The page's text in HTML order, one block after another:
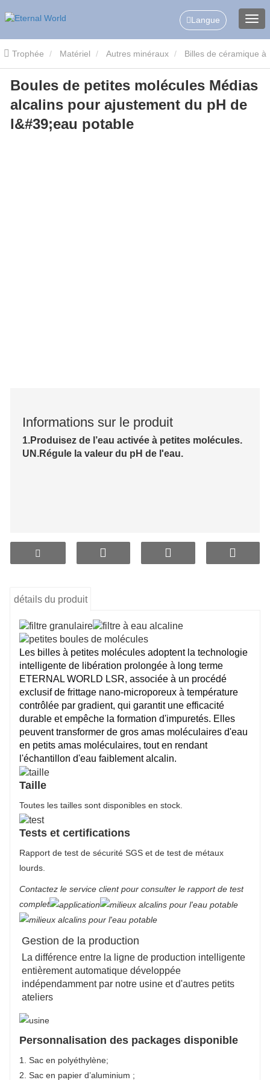
Langue
Trophée Matériel Autres minéraux Billes de céramique à
petites molécules Boules de petites molécules Médias alcalins
pour ajustement du pH de l'eau potable
Boules de petites molécules Médias
alcalins pour ajustement du pH de
l&#39;eau potable
Informations sur le produit
1.Produisez de l’eau activée à petites molécules.
UN.Régule la valeur du pH de l'eau.
détails du produit
Les billes à petites molécules adoptent la technologie
intelligente de libération prolongée à long terme
ETERNAL WORLD LSR, associée à un procédé
exclusif de frittage nano-microporeux à température
contrôlée par gradient, qui garantit une efficacité
durable et empêche la formation d'impuretés. Elles
peuvent transformer de gros amas moléculaires d'eau
en petits amas moléculaires, tout en rendant
l'échantillon d'eau faiblement alcalin.
Taille
Toutes les tailles sont disponibles en stock.
Tests et certifications
Rapport de test de sécurité SGS et de test de métaux
lourds.
Contactez le service client pour consulter le rapport de test
complet
Gestion de la production
La différence entre la ligne de production intelligente
entièrement automatique développée
indépendamment par notre usine et d'autres petits
ateliers
Personnalisation des packages disponible
1. Sac en polyéthylène;
2. Sac en papier d’aluminium ;